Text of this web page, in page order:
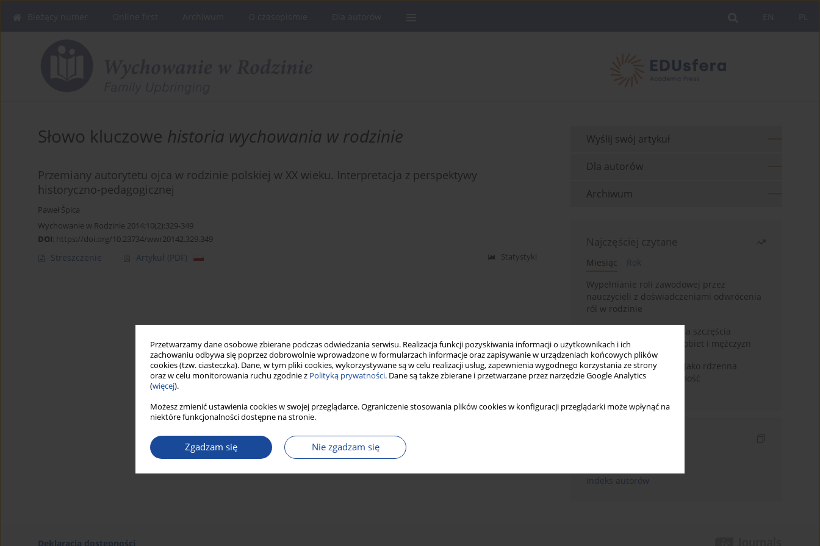
Przetwarzamy dane osobowe zbierane podczas odwiedzania serwisu. Realizacja funkcji pozyskiwania informacji o użytkownikach i ich
zachowaniu odbywa się poprzez dobrowolnie wprowadzone w formularzach informacje oraz zapisywanie w urządzeniach końcowych plików
cookies (tzw. ciasteczka). Dane, w tym pliki cookies, wykorzystywane są w celu realizacji usług, zapewnienia wygodnego korzystania ze strony
oraz w celu monitorowania ruchu zgodnie z Polityką prywatności. Dane są także zbierane i przetwarzane przez narzędzie Google Analytics
(więcej).
Możesz zmienić ustawienia cookies w swojej przeglądarce. Ograniczenie stosowania plików cookies w konfiguracji przeglądarki może wpłynąć na
niektóre funkcjonalności dostępne na stronie.
Zgadzam się Nie zgadzam się
Słowo kluczowe historia wychowania w rodzinie
Przemiany autorytetu ojca w rodzinie polskiej w XX wieku. Interpretacja z perspektywy
historyczno-pedagogicznej
Paweł Śpica
Wychowanie w Rodzinie 2014;10(2):329-349
DOI: https://doi.org/10.23734/wwr20142.329.349
Streszczenie Artykuł (PDF) Statystyki
Wyślij swój artykuł
Dla autorów
Archiwum
Najczęściej czytane
Miesiąc
Rok
Wypełnianie roli zawodowej przez
nauczycieli z doświadczeniami odwrócenia
ról w rodzinie
Uwarunkowania poczucia szczęścia
małżeńskiego w opinii kobiet i mężczyzn
Język domu rodzinnego jako rdzenna
wartość kreująca tożsamość
Indeks autorów
Deklaracja dostępności